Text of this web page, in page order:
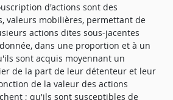
d'actions sont des
valeurs mobilières, permettant de
actions dites sous-jacentes
dans une proportion et à un
sont acquis moyennant un
de la part de leur détenteur et leur
de la valeur des actions
; qu'ils sont susceptibles de